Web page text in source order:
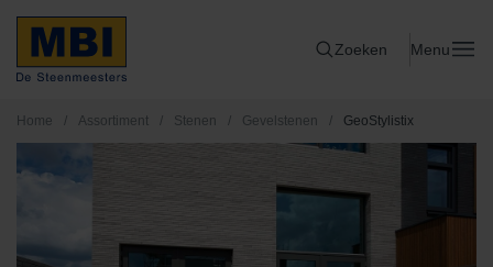
Zoeken Menu
Home / Assortiment / Stenen / Gevelstenen / GeoStylistix